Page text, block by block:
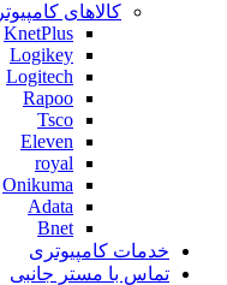
کالاهای کامپیوتر
KnetPlus
Logikey
Logitech
Rapoo
Tsco
Eleven
royal
Onikuma
Adata
Bnet
خدمات کامپیوتری
تماس با مستر جانبی